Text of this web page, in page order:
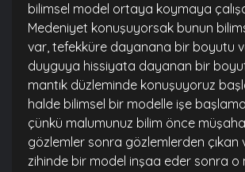
bilimsel model ortaya koymaya
Medeniyet konuşuyorsak bunun
var, tefekküre dayanana bir boyutu
duyguya hissiyata dayanan bir
mantık düzleminde konuşuyoruz
halde bilimsel bir modelle işe
çünkü malumunuz bilim önce
gözlemler sonra gözlemlerden çıkan
zihinde bir model inşaa eder sonra o